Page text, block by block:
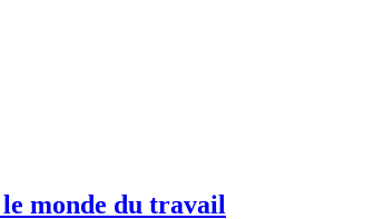
monde du travail